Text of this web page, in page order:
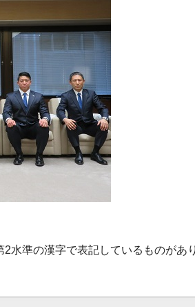
水準の漢字で表記しているものがあ